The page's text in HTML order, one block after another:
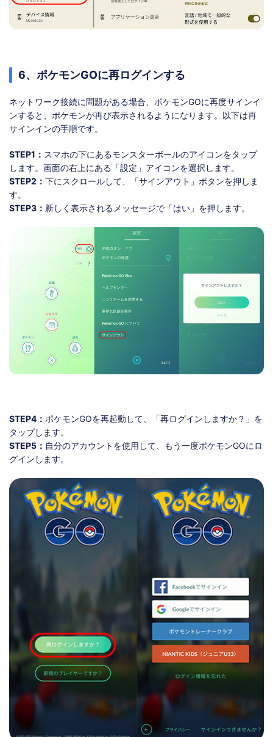
6、ポケモンGOに再ログインする
ネットワーク接続に問題がある場合、ポケモンGOに再度サインイ
ンすると、ポケモンが再び表示されるようになります。以下は再
サインインの手順です。
STEP1： スマホの下にあるモンスターボールのアイコンをタップ
します。画面の右上にある「設定」アイコンを選択します。
STEP2： 下にスクロールして、「サインアウト」ボタンを押しま
す。
STEP3： 新しく表示されるメッセージで「はい」を押します。
STEP4： ポケモンGOを再起動して、「再ログインしますか？」を
タップします。
STEP5： 自分のアカウントを使用して、もう一度ポケモンGOにロ
グインします。